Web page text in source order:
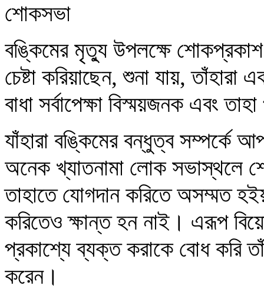
শোকসভা
বঙ্কিমের মৃত্যু উপলক্ষে শোকপ্রকাশ
চেষ্টা করিয়াছেন, শুনা যায়,
বাধা সর্বাপেক্ষা বিস্ময়জনক এবং
যাঁহারা বঙ্কিমের বন্ধুত্ব সম্পর্কে
অনেক খ্যাতনামা লোক সভাস্থলে
তাহাতে যোগদান করিতে অসম্মত
করিতেও ক্ষান্ত হন নাই। এরূপ
প্রকাশ্যে ব্যক্ত করাকে বোধ করি
করেন।